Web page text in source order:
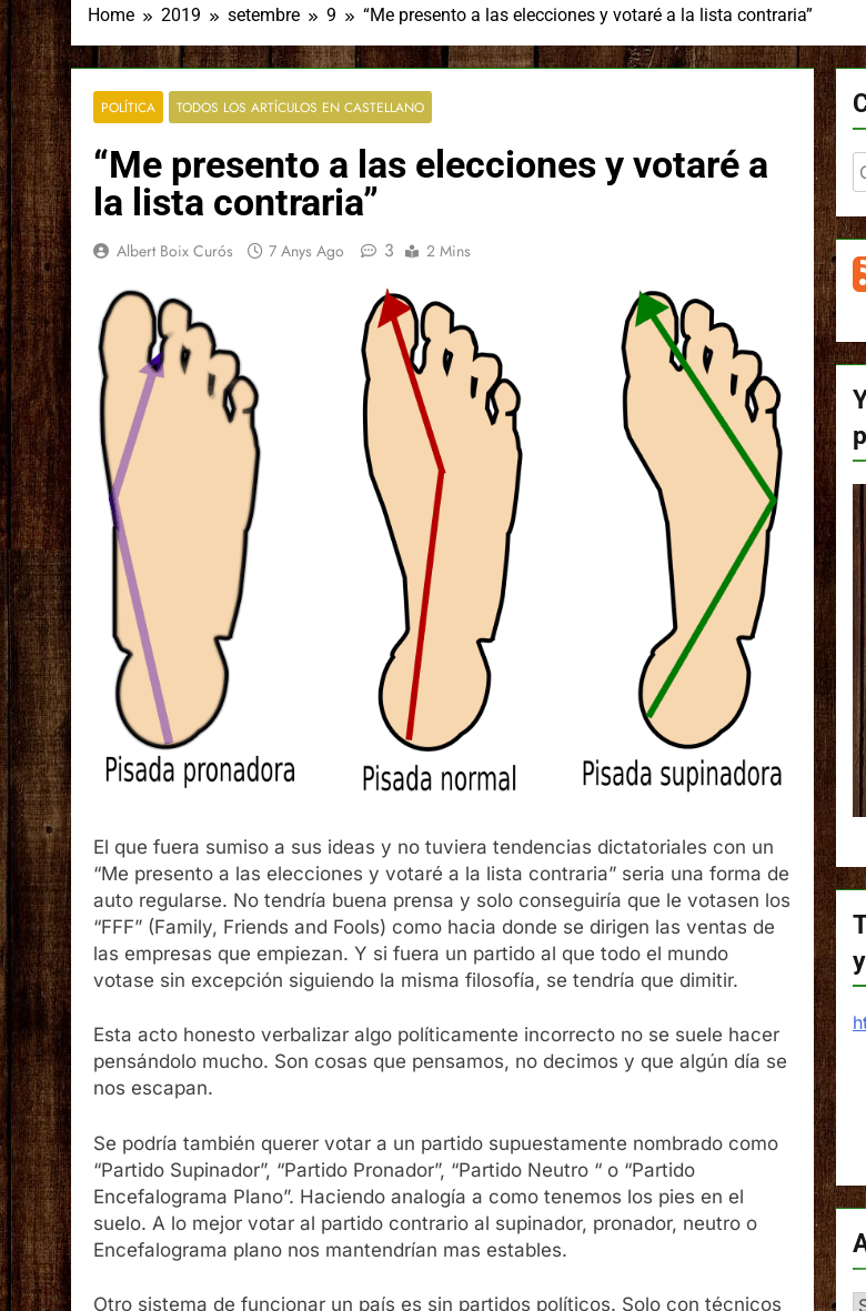
Home 2019 setembre 9 “Me presento a las elecciones y votaré a la lista contraria”
POLÍTICA TODOS LOS ARTÍCULOS EN CASTELLANO
“Me presento a las elecciones y votaré a
la lista contraria”
Albert Boix Curós 7 Anys Ago 3 2 Mins
El que fuera sumiso a sus ideas y no tuviera tendencias dictatoriales con un
“Me presento a las elecciones y votaré a la lista contraria” seria una forma de
auto regularse. No tendría buena prensa y solo conseguiría que le votasen los
“FFF” (Family, Friends and Fools) como hacia donde se dirigen las ventas de
las empresas que empiezan. Y si fuera un partido al que todo el mundo
votase sin excepción siguiendo la misma filosofía, se tendría que dimitir.
Esta acto honesto verbalizar algo políticamente incorrecto no se suele hacer
pensándolo mucho. Son cosas que pensamos, no decimos y que algún día se
nos escapan.
Se podría también querer votar a un partido supuestamente nombrado como
“Partido Supinador”, “Partido Pronador”, “Partido Neutro “ o “Partido
Encefalograma Plano”. Haciendo analogía a como tenemos los pies en el
suelo. A lo mejor votar al partido contrario al supinador, pronador, neutro o
Encefalograma plano nos mantendrían mas estables.
Otro sistema de funcionar un país es sin partidos políticos. Solo con técnicos